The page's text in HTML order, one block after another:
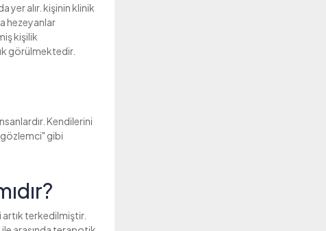
yer alır. kişinin klinik
hezeyanlar
kişilik
görülmektedir.
Kendilerini
gibi
terkedilmiştir.